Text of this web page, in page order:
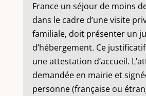
France un séjour de moins
dans le cadre d’une visite
familiale, doit présenter un
d’hébergement. Ce
une attestation d’accueil.
demandée en mairie et
personne (française ou